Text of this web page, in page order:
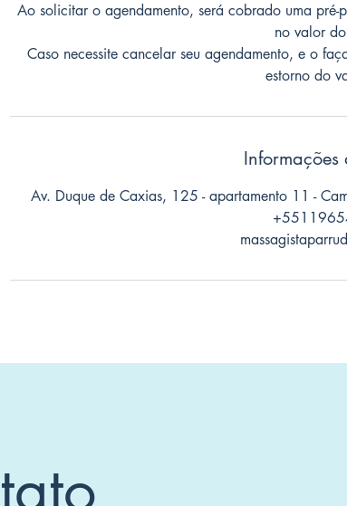
Ao solicitar o agendamento, será cobrado uma
no valor
Caso necessite cancelar seu agendamento, e o
estorno do
Av. Duque de Caxias, 125 - apartamento 11 -